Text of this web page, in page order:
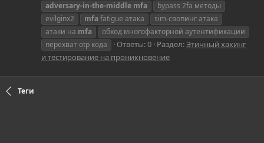
adversary-in-the-middle mfa
bypass 2fa методы
evilginx2
mfafatigue атака
sim-свопинг атака
атаки на mfa
обход многофакторной аутентификации
перехват otp кода
Ответы: 0 Раздел:Этичный хакинг
и тестирование на проникновение
Теги